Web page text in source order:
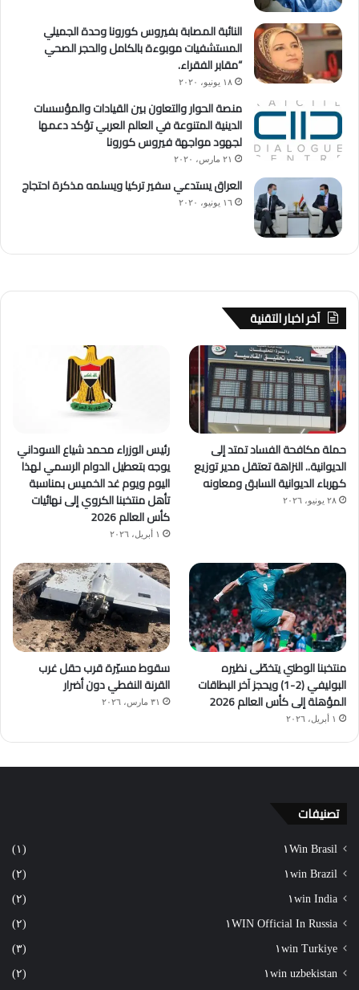
النائبة المصابة بفيروس كورونا وحدة الجميلي
المستشفيات موبوءة بالكامل والحجر الصحي
“مقابر الفقراء.
١٨ يونيو، ٢٠٢٠
منصة الحوار والتعاون بين القيادات والمؤسسات
الدينية المتنوعة في العالم العربي تؤكد دعمها
لجهود مواجهة فيروس كورونا
٢١ مارس، ٢٠٢٠
العراق يستدعي سفير تركيا ويسلمه مذكرة احتجاج
١٦ يونيو، ٢٠٢٠
آخر اخبار التقنية
حملة مكافحة الفساد تمتد إلى
الديوانية.. النزاهة تعتقل مدير توزيع
كهرباء الديوانية السابق ومعاونه
٢٨ يونيو، ٢٠٢٦
رئيس الوزراء محمد شياع السوداني
يوجه بتعطيل الدوام الرسمي لهذا
اليوم ويوم غد الخميس بمناسبة
تأهل منتخبنا الكروي إلى نهائيات
كأس العالم 2026
١ أبريل، ٢٠٢٦
منتخبنا الوطني يتخطّى نظيره
البوليفي (2-1) ويحجز آخر البطاقات
المؤهلة إلى كأس العالم 2026
١ أبريل، ٢٠٢٦
سقوط مسيّرة قرب حقل غرب
القرنة النفطي دون أضرار
٣١ مارس، ٢٠٢٦
تصنيفات
١Win Brasil (١)
١win Brazil (٢)
١win India (٢)
١WIN Official In Russia (٢)
١win Turkiye (٣)
١win uzbekistan (٢)